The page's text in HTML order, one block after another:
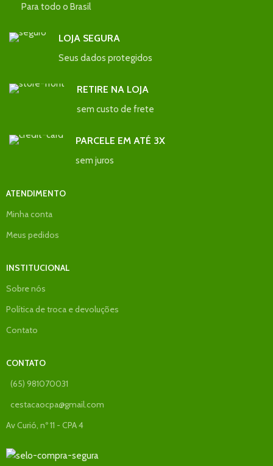
Para todo o Brasil
LOJA SEGURA
Seus dados protegidos
RETIRE NA LOJA
sem custo de frete
PARCELE EM ATÉ 3X
sem juros
ATENDIMENTO
Minha conta
Meus pedidos
INSTITUCIONAL
Sobre nós
Política de troca e devoluções
Contato
CONTATO
(65) 981070031
cestacaocpa@gmail.com
Av Curió, nº 11 - CPA 4